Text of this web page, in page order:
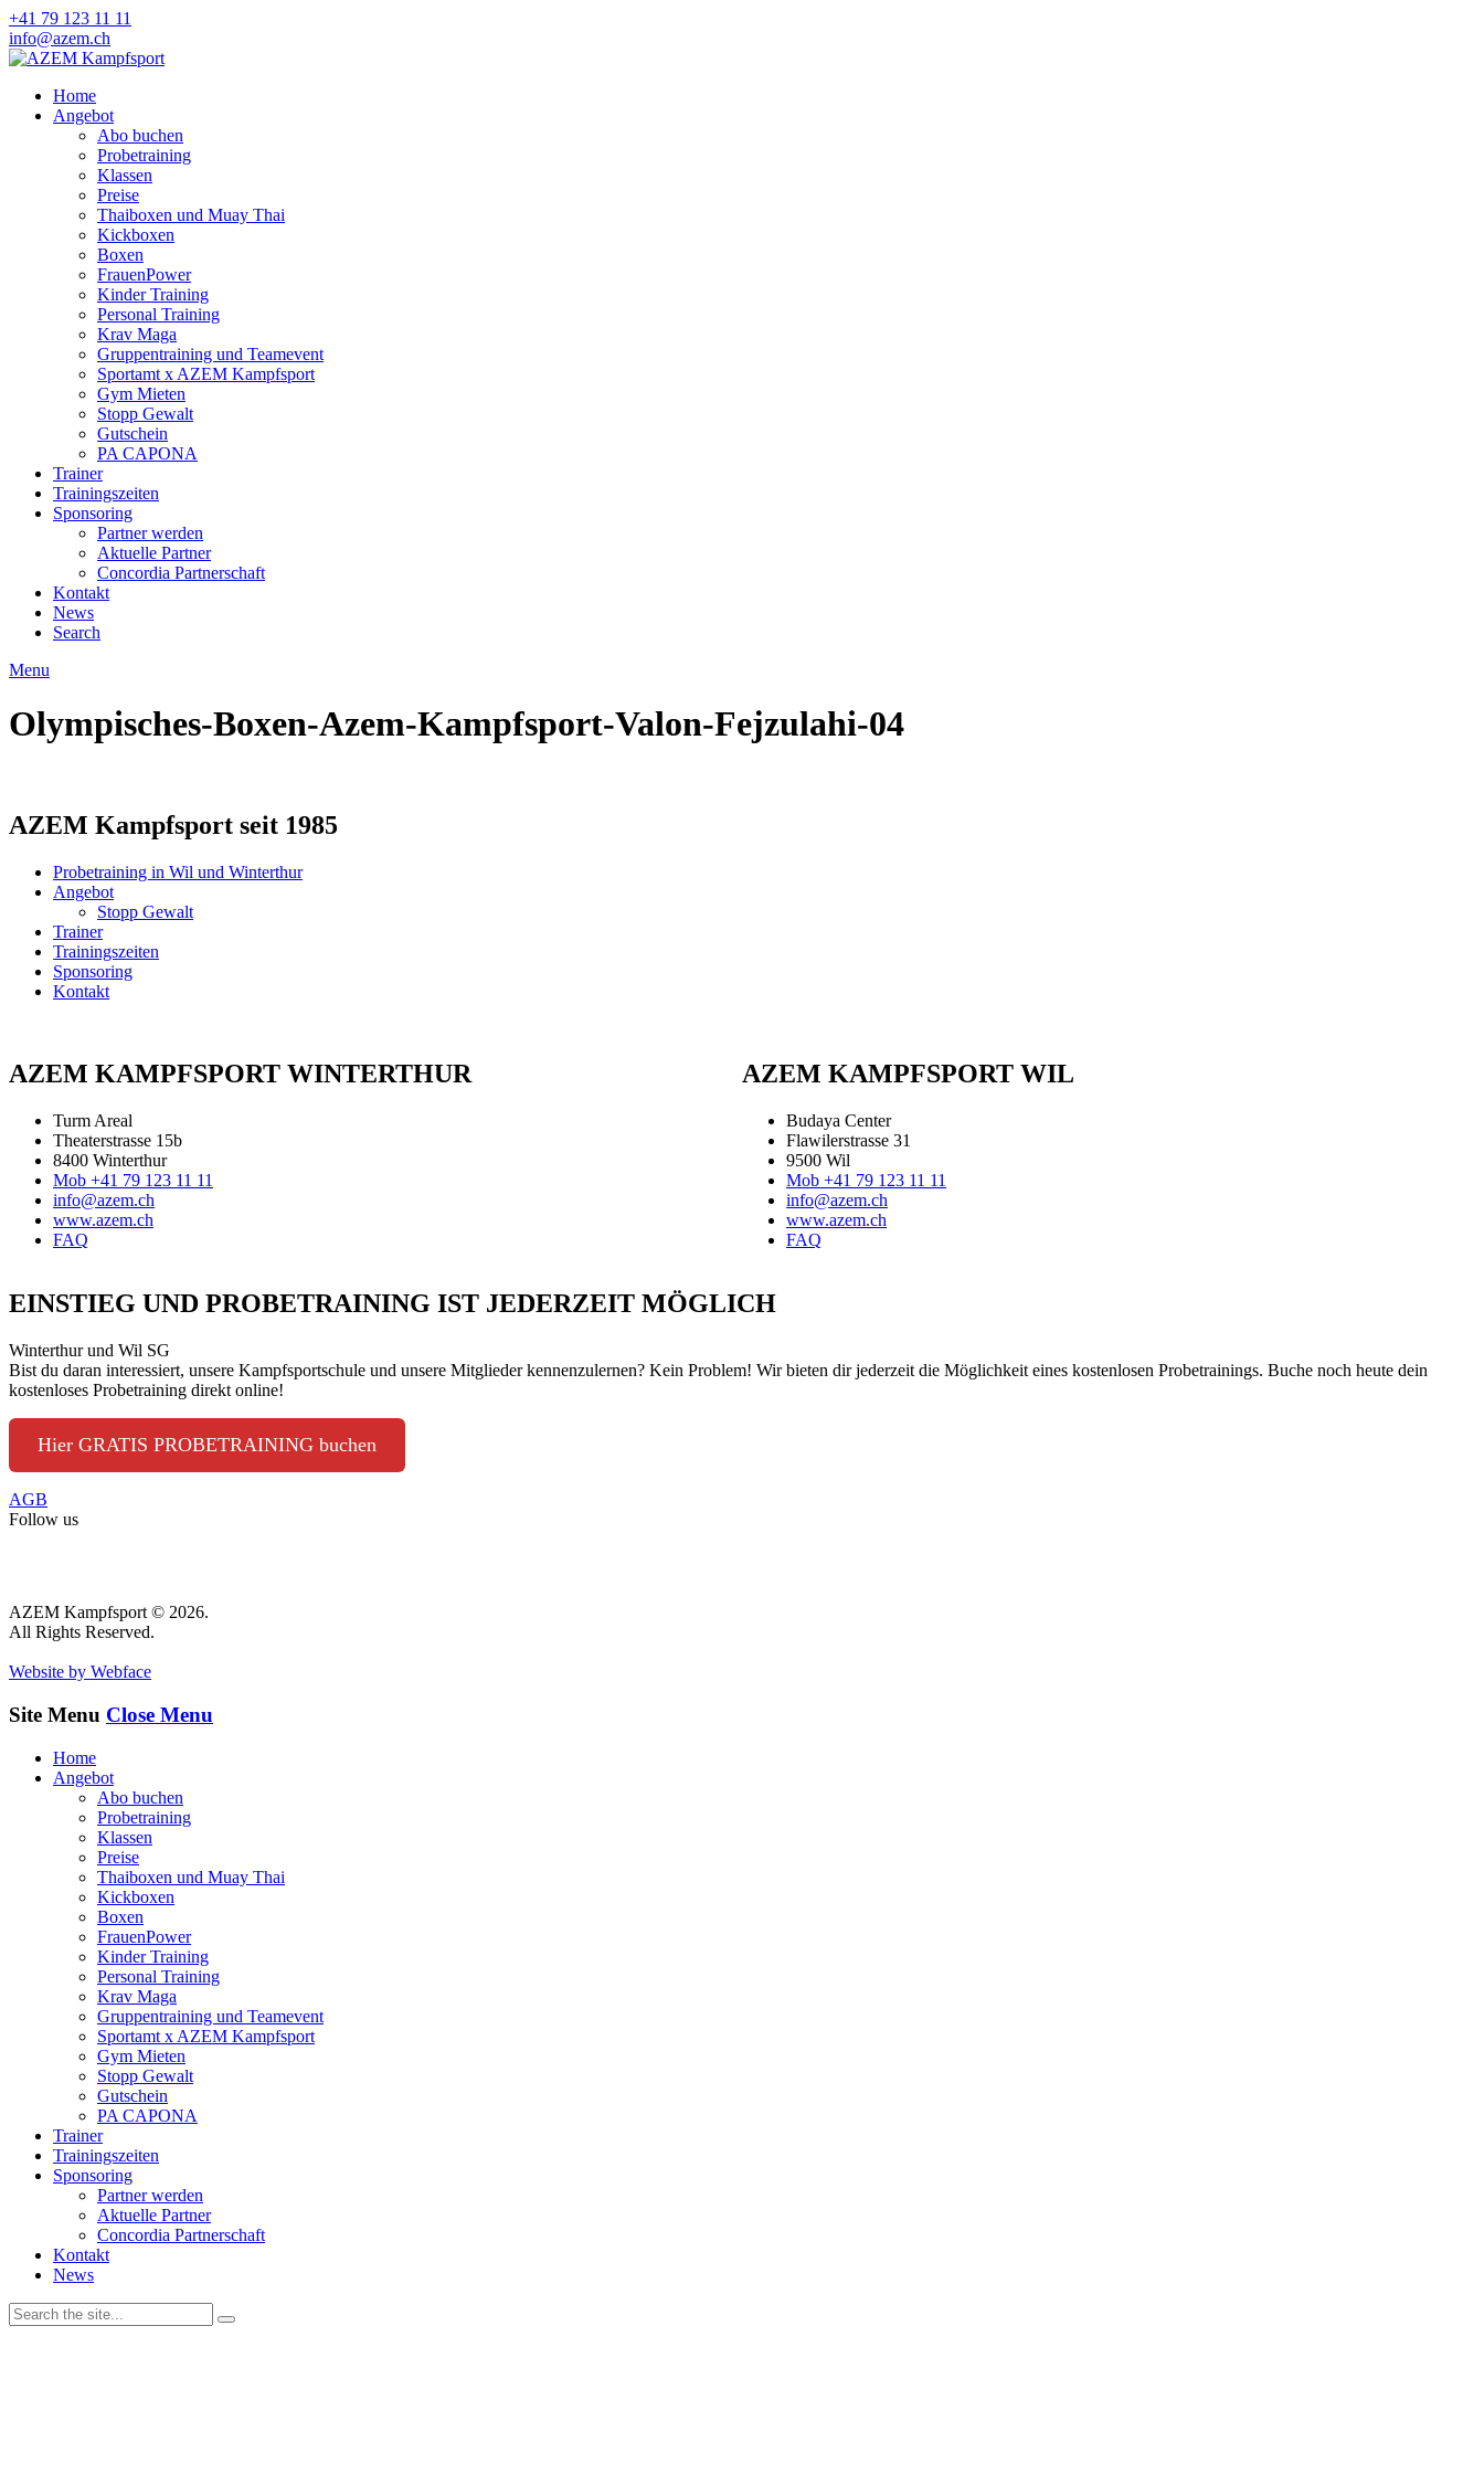
+41 79 123 11 11
info@azem.ch
Home
Angebot
Abo buchen
Probetraining
Klassen
Preise
Thaiboxen und Muay Thai
Kickboxen
Boxen
FrauenPower
Kinder Training
Personal Training
Krav Maga
Gruppentraining und Teamevent
Sportamt x AZEM Kampfsport
Gym Mieten
Stopp Gewalt
Gutschein
PA CAPONA
Trainer
Trainingszeiten
Sponsoring
Partner werden
Aktuelle Partner
Concordia Partnerschaft
Kontakt
News
Search
Menu
Olympisches-Boxen-Azem-Kampfsport-Valon-Fejzulahi-04
AZEM Kampfsport seit 1985
Probetraining in Wil und Winterthur
Angebot
Stopp Gewalt
Trainer
Trainingszeiten
Sponsoring
Kontakt
AZEM KAMPFSPORT WINTERTHUR
Turm Areal
Theaterstrasse 15b
8400 Winterthur
Mob +41 79 123 11 11
info@azem.ch
www.azem.ch
FAQ
AZEM KAMPFSPORT WIL
Budaya Center
Flawilerstrasse 31
9500 Wil
Mob +41 79 123 11 11
info@azem.ch
www.azem.ch
FAQ
EINSTIEG UND PROBETRAINING IST JEDERZEIT MÖGLICH
Winterthur und Wil SG
Bist du daran interessiert, unsere Kampfsportschule und unsere Mitglieder kennenzulernen? Kein Problem! Wir bieten dir jederzeit die Möglichkeit eines kostenlosen Probetrainings. Buche noch heute dein
kostenloses Probetraining direkt online!
Hier GRATIS PROBETRAINING buchen
AGB
Follow us
AZEM Kampfsport © 2026.
All Rights Reserved.
Website by Webface
Site Menu Close Menu
Home
Angebot
Abo buchen
Probetraining
Klassen
Preise
Thaiboxen und Muay Thai
Kickboxen
Boxen
FrauenPower
Kinder Training
Personal Training
Krav Maga
Gruppentraining und Teamevent
Sportamt x AZEM Kampfsport
Gym Mieten
Stopp Gewalt
Gutschein
PA CAPONA
Trainer
Trainingszeiten
Sponsoring
Partner werden
Aktuelle Partner
Concordia Partnerschaft
Kontakt
News